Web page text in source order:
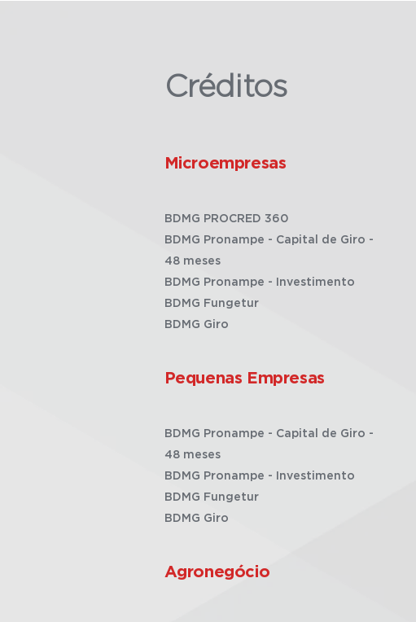
Créditos
Microempresas
BDMG PROCRED 360
BDMG Pronampe - Capital de Giro -
48 meses
BDMG Pronampe - Investimento
BDMG Fungetur
BDMG Giro
Pequenas Empresas
BDMG Pronampe - Capital de Giro -
48 meses
BDMG Pronampe - Investimento
BDMG Fungetur
BDMG Giro
Agronegócio